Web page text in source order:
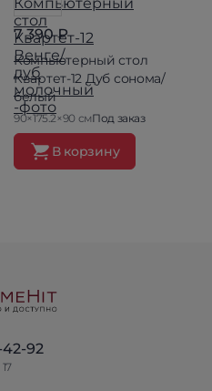
7 390 ₽
Компьютерный стол
Квартет-12 Дуб сонома/
белый
90×175.2×90 смПод заказ
В корзину
42-92